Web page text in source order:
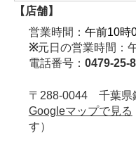
【店舗】
営業時間： 午前10時
※元日の営業時間：
電話番号： 0479-25-
〒288-0044 千葉県
Googleマップで見る
す）